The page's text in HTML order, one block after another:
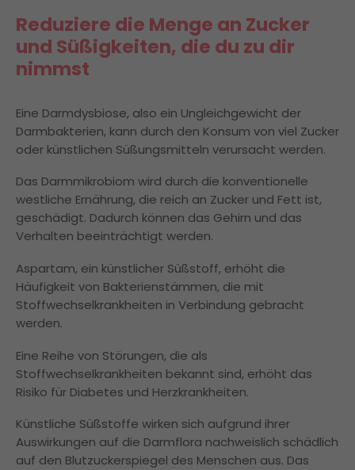
Reduziere die Menge an Zucker
und Süßigkeiten, die du zu dir
nimmst
Eine Darmdysbiose, also ein Ungleichgewicht der
Darmbakterien, kann durch den Konsum von viel Zucker
oder künstlichen Süßungsmitteln verursacht werden.
Das Darmmikrobiom wird durch die konventionelle
westliche Ernährung, die reich an Zucker und Fett ist,
geschädigt. Dadurch können das Gehirn und das
Verhalten beeinträchtigt werden.
Aspartam, ein künstlicher Süßstoff, erhöht die
Häufigkeit von Bakterienstämmen, die mit
Stoffwechselkrankheiten in Verbindung gebracht
werden.
Eine Reihe von Störungen, die als
Stoffwechselkrankheiten bekannt sind, erhöht das
Risiko für Diabetes und Herzkrankheiten.
Künstliche Süßstoffe wirken sich aufgrund ihrer
Auswirkungen auf die Darmflora nachweislich schädlich
auf den Blutzuckerspiegel des Menschen aus. Das